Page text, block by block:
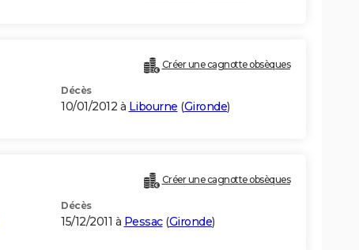
Créer une cagnotte obsèques
Décès
10/01/2012 à Libourne (Gironde)
Créer une cagnotte obsèques
Décès
15/12/2011 à Pessac(Gironde)